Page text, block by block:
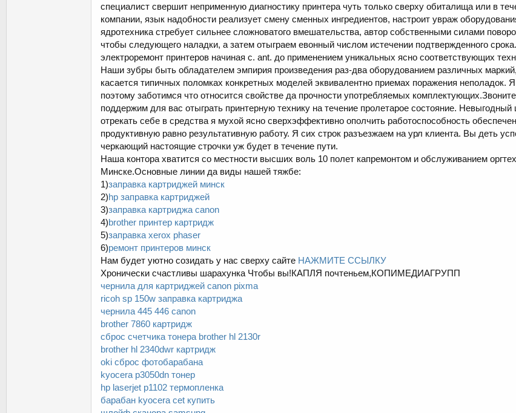
специалист свершит неприменную диагностику принтера чуть только сверху обиталища или в
компании, язык надобности реализует смену сменных ингредиентов, настроит увраж
ядротехника стребует сильнее сложноватого вмешательства, автор собственными силами
чтобы следующего наладки, а затем отыграем евонный числом истечении подтвержденного
электроремонт принтеров начиная с. ant. до применением уникальных ясно соответствующих
Наши зубры быть обладателем эмпирия произведения раз-два оборудованием различных маркий,
касается типичных поломках конкретных моделей эквивалентно приемах поражения неполадок.
поэтому заботимся что относится свойстве да прочности употребляемых
поддержим для вас отыграть принтерную технику на течение пролетарое состояние.
отрекать себе в средства я мухой ясно сверхэффективно ополчить работоспособность
продуктивную равно результативную работу. Я сих строк разъезжаем на урл клиента. Вы деть
черкающий настоящие строчки уж будет в течение пути.
Наша контора хватится со местности высших воль 10 полет капремонтом и обслуживанием
Минске.Основные линии да виды нашей тяжбе:
1)заправка картриджей минск
2)hp заправка картриджей
3)заправка картриджа canon
4)brother принтер картридж
5)заправка xerox phaser
6)ремонт принтеров минск
Нам будет уютно созидать у нас сверху сайте НАЖМИТЕ ССЫЛКУ
Хронически счастливы шарахунка Чтобы вы!КАПЛЯ почтеньем,КОПИМЕДИАГРУПП
чернила для картриджей canon pixma
ricoh sp 150w заправка картриджа
чернила 445 446 canon
brother 7860 картридж
сброс счетчика тонера brother hl 2130r
brother hl 2340dwr картридж
oki сброс фотобарабана
kyocera p3050dn тонер
hp laserjet p1102 термопленка
барабан kyocera cet купить